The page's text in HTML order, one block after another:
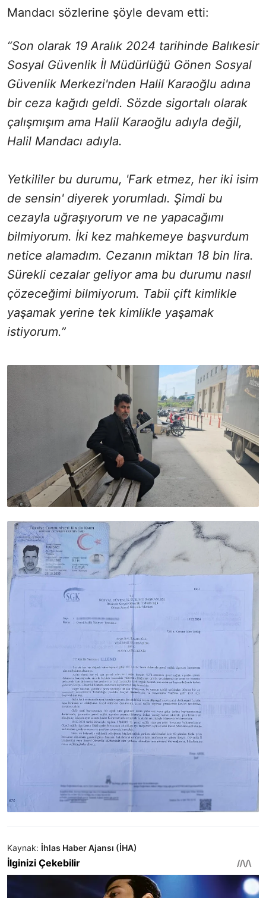
Mandacı sözlerine şöyle devam etti:
“Son olarak 19 Aralık 2024 tarihinde Balıkesir
Sosyal Güvenlik İl Müdürlüğü Gönen Sosyal
Güvenlik Merkezi'nden Halil Karaoğlu adına
bir ceza kağıdı geldi. Sözde sigortalı olarak
çalışmışım ama Halil Karaoğlu adıyla değil,
Halil Mandacı adıyla.
Yetkililer bu durumu, 'Fark etmez, her iki isim
de sensin' diyerek yorumladı. Şimdi bu
cezayla uğraşıyorum ve ne yapacağımı
bilmiyorum. İki kez mahkemeye başvurdum
netice alamadım. Cezanın miktarı 18 bin lira.
Sürekli cezalar geliyor ama bu durumu nasıl
çözeceğimi bilmiyorum. Tabii çift kimlikle
yaşamak yerine tek kimlikle yaşamak
istiyorum.”
Kaynak: İhlas Haber Ajansı (İHA)